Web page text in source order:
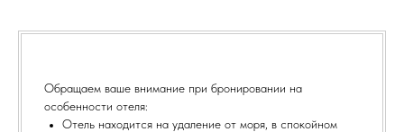
Обращаем ваше внимание при бронировании на
особенности отеля:
Отель находится на удаление от моря, в спокойном